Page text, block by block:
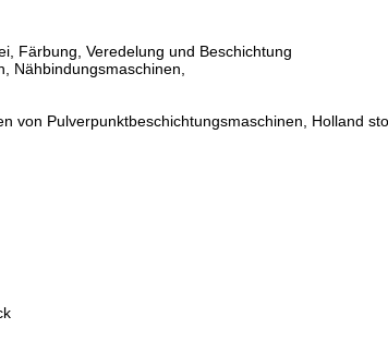
Färbung, Veredelung und Beschichtung
Nähbindungsmaschinen,
von Pulverpunktbeschichtungsmaschinen, Holland